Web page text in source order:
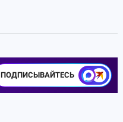
ПОДПИСЫВАЙТЕСЬ